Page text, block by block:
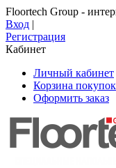
Floortech Group -
Вход |
Регистрация
Кабинет
Личный кабинет
Корзина покупок
Оформить заказ